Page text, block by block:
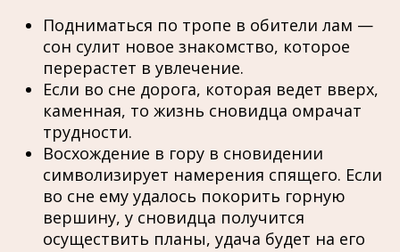
Подниматься по тропе в обители лам —
сон сулит новое знакомство, которое
перерастет в увлечение.
Если во сне дорога, которая ведет вверх,
каменная, то жизнь сновидца омрачат
трудности.
Восхождение в гору в сновидении
символизирует намерения спящего. Если
во сне ему удалось покорить горную
вершину, у сновидца получится
осуществить планы, удача будет на его